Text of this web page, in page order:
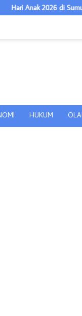
Anak 2026 di Sumut,
HUKUM